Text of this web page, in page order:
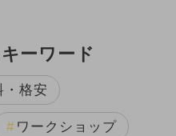
ーワード
・格安
ワークショップ